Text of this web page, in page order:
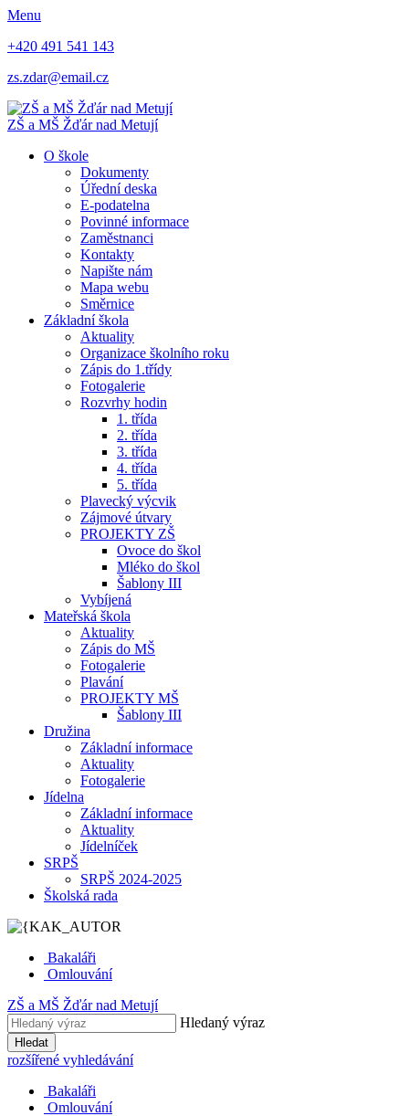
Menu
+420 491 541 143
zs.zdar@email.cz
ZŠ a MŠ Žďár nad Metují
O škole
Dokumenty
Úřední deska
E-podatelna
Povinné informace
Zaměstnanci
Kontakty
Napište nám
Mapa webu
Směrnice
Základní škola
Aktuality
Organizace školního roku
Zápis do 1.třídy
Fotogalerie
Rozvrhy hodin
1. třída
2. třída
3. třída
4. třída
5. třída
Plavecký výcvik
Zájmové útvary
PROJEKTY ZŠ
Ovoce do škol
Mléko do škol
Šablony III
Vybíjená
Mateřská škola
Aktuality
Zápis do MŠ
Fotogalerie
Plavání
PROJEKTY MŠ
Šablony III
Družina
Základní informace
Aktuality
Fotogalerie
Jídelna
Základní informace
Aktuality
Jídelníček
SRPŠ
SRPŠ 2024-2025
Školská rada
Bakaláři
Omlouvání
ZŠ a MŠ Žďár nad Metují
Hledaný výraz
Hledat
rozšířené vyhledávání
Bakaláři
Omlouvání